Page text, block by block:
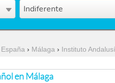
Indiferente
España › Málaga › Instituto Andalusí
en Málaga